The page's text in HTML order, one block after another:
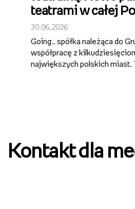
teatrami w całej
30.06.2026
Going., spółka należąca do
współpracę z
największych polskich miast.
Kontakt dla